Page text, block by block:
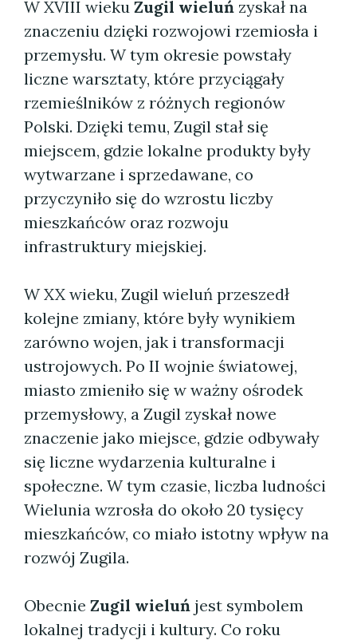
W XVIII wieku Zugil wieluń zyskał na
znaczeniu dzięki rozwojowi rzemiosła i
przemysłu. W tym okresie powstały
liczne warsztaty, które przyciągały
rzemieślników z różnych regionów
Polski. Dzięki temu, Zugil stał się
miejscem, gdzie lokalne produkty były
wytwarzane i sprzedawane, co
przyczyniło się do wzrostu liczby
mieszkańców oraz rozwoju
infrastruktury miejskiej.
W XX wieku, Zugil wieluń przeszedł
kolejne zmiany, które były wynikiem
zarówno wojen, jak i transformacji
ustrojowych. Po II wojnie światowej,
miasto zmieniło się w ważny ośrodek
przemysłowy, a Zugil zyskał nowe
znaczenie jako miejsce, gdzie odbywały
się liczne wydarzenia kulturalne i
społeczne. W tym czasie, liczba ludności
Wielunia wzrosła do około 20 tysięcy
mieszkańców, co miało istotny wpływ na
rozwój Zugila.
Obecnie Zugil wieluń jest symbolem
lokalnej tradycji i kultury. Co roku